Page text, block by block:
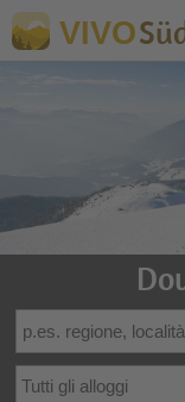
VIVO